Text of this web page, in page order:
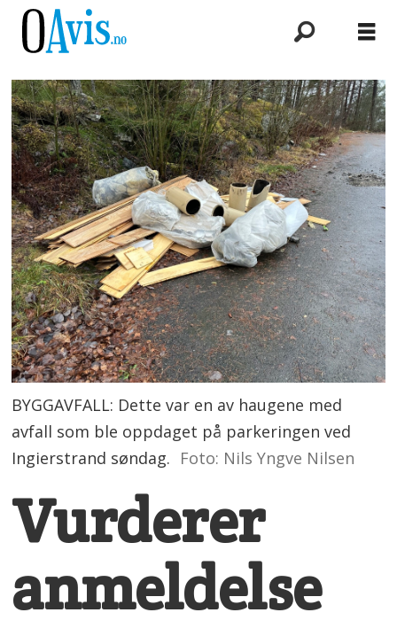
BYGGAVFALL: Dette var en av haugene med
avfall som ble oppdaget på parkeringen ved
Ingierstrand søndag. Foto: Nils Yngve Nilsen
Vurderer
anmeldelse